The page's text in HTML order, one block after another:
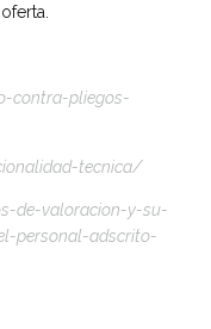
contra-pliegos-
tecnica/
de-valoracion-y-su-
personal-adscrito-